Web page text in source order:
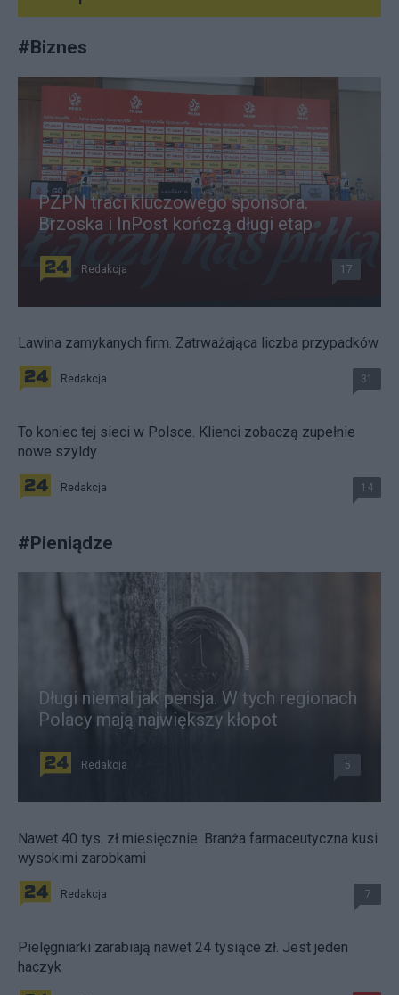
#Biznes
PZPN traci kluczowego sponsora.
Brzoska i InPost kończą długi etap
Redakcja 17
Lawina zamykanych firm. Zatrważająca liczba przypadków
Redakcja 31
To koniec tej sieci w Polsce. Klienci zobaczą zupełnie
nowe szyldy
Redakcja 14
#Pieniądze
Długi niemal jak pensja. W tych regionach
Polacy mają największy kłopot
Redakcja 5
Nawet 40 tys. zł miesięcznie. Branża farmaceutyczna kusi
wysokimi zarobkami
Redakcja 7
Pielęgniarki zarabiają nawet 24 tysiące zł. Jest jeden
haczyk